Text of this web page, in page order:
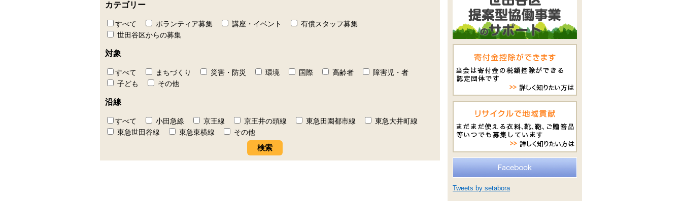
カテゴリー
すべて ボランティア募集 講座・イベント
有償スタッフ募集
世田谷区からの募集
対象
すべて まちづくり 災害・防災 環境 国際 高齢者
障害児・者
子ども
その他
沿線
すべて 小田急線 京王線 京王井の頭線 東急田園都市線
東急大井町線
東急世田谷線
東急東横線 その他
Tweets by setabora